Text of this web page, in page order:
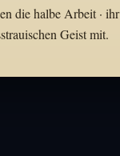
die halbe Arbeit · ihr
Geist mit.